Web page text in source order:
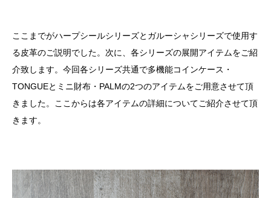
ここまでがハープシールシリーズとガルーシャシリーズで使用す
る皮革のご説明でした。次に、各シリーズの展開アイテムをご紹
介致します。今回各シリーズ共通で多機能コインケース・
TONGUEとミニ財布・PALMの2つのアイテムをご用意させて頂
きました。ここからは各アイテムの詳細についてご紹介させて頂
きます。